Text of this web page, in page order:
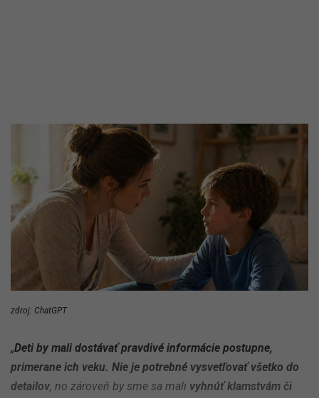
zdroj: ChatGPT
„Deti by mali dostávať pravdivé informácie postupne,
primerane ich veku. Nie je potrebné vysvetľovať všetko do
detailov, no zároveň by sme sa mali vyhnúť klamstvám či